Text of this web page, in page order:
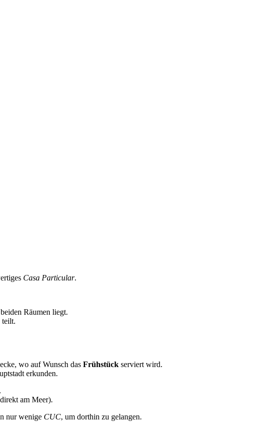
Casa Particular.
Räumen liegt.
teilt.
wo auf Wunsch das Frühstück serviert wird.
erkunden.
am Meer).
nur wenige CUC, um dorthin zu gelangen.